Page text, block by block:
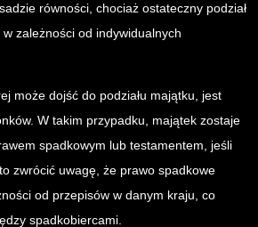
równości, chociaż ostateczny podział
zależności od indywidualnych
może dojść do podziału majątku, jest
W takim przypadku, majątek zostaje
spadkowym lub testamentem, jeśli
zwrócić uwagę, że prawo spadkowe
od przepisów w danym kraju, co
spadkobiercami.